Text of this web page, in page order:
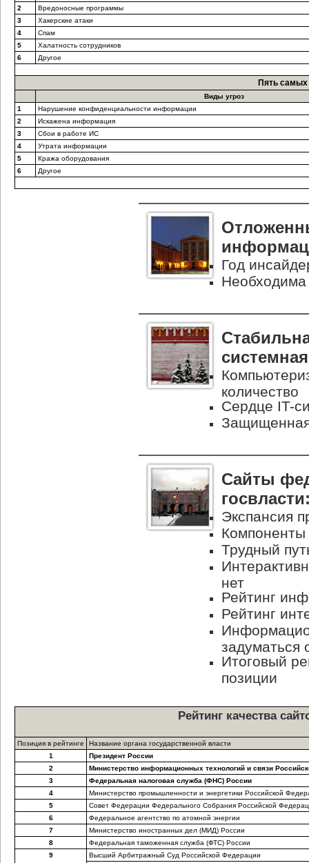
2
Вредоносные программы
3
Хакерские атаки
4
Спам
5
Халатность сотрудников
6
Другое
Пять самых
Виды угроз
1
Нарушение конфиденциальности информации
2
Искажена информация
3
Сбои в работе ИС
4
Утрата информации
5
Кража оборудования
6
Другое
Год
Необходима
количество
Сердце IT-
Сайты
Экспансия
Трудный
нет
Рейтинг
Рейтинг
задуматься
Итоговый
позиции
Рейтинг качества
Позиция в рейтинге
Название органа государственной власти
1
Президент России
2
Министерство информационных технологий и связи
3
Федеральная налоговая служба (ФНС) России
4
Министерство промышленности и энергетики Российской
5
Совет Федерации Федерального Собрания Российской
6
Федеральное агентство по атомной энергии
7
Министерство иностранных дел (МИД) России
8
Федеральная таможенная служба (ФТС) России
9
Высший Арбитражный Суд Российской Федерации